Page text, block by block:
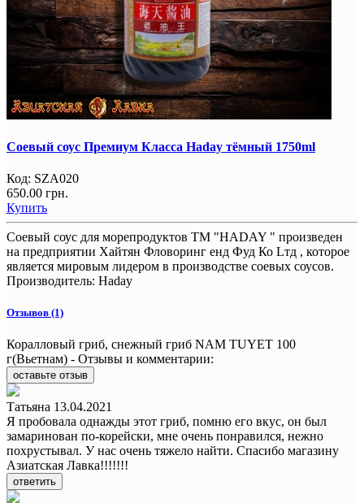
Соевый соус Премиум Класса Haday тёмный 1750ml
Код: SZA020
650.00 грн.
Купить
Соевый соус для морепродуктов ТM "HADAY " произведен
на предприятии Хайтян Фловоринг енд Фуд Ко Lтд , которое
является мировым лидером в производстве соевых соусов.
Производитель: Haday
Отзывов (1)
Коралловый гриб, снежный гриб NAM TUYET 100
г(Вьетнам) - Отзывы и комментарии:
оставьте отзыв
Татьяна 13.04.2021
Я пробовала однажды этот гриб, помню его вкус, он был
замаринован по-корейски, мне очень понравился, нежно
похрустывал. У нас очень тяжело найти. Спасибо магазину
Азиатская Лавка!!!!!!!
ответить